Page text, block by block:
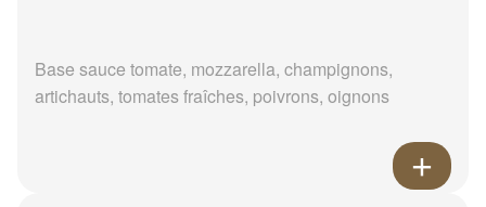
Base sauce tomate, mozzarella, champignons,
artichauts, tomates fraîches, poivrons, oignons